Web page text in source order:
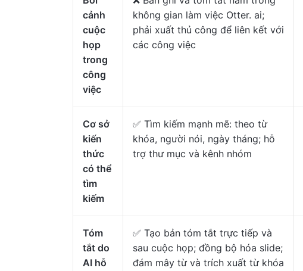
cảnh
cuộc
họp
trong
công
việc
không gian làm việc Otter. ai;
phải xuất thủ công để liên kết với
các công việc
Cơ sở
kiến
thức
có thể
tìm
kiếm
✅ Tìm kiếm mạnh mẽ: theo từ
khóa, người nói, ngày tháng; hỗ
trợ thư mục và kênh nhóm
Tóm
tắt do
AI hỗ
✅ Tạo bản tóm tắt trực tiếp và
sau cuộc họp; đồng bộ hóa slide;
đám mây từ và trích xuất từ khóa